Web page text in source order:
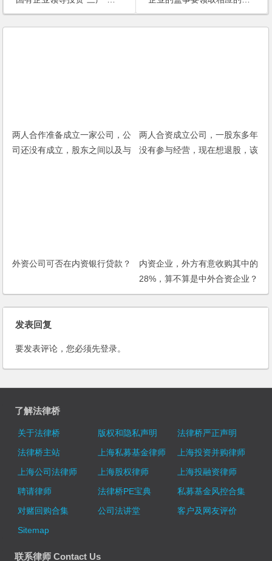
两人合作准备成立一家公司，公
司还没有成立，股东之间以及与
两人合资成立公司，一股东多年
没有参与经营，现在想退股，该
外资公司可否在内资银行贷款？
内资企业，外方有意收购其中的
28%，算不算是中外合资企业？
如何才算是中外合资企业？
发表回复
要发表评论，您必须先登录
了解法律桥
关于法律桥 版权和隐私声明
法律桥严正声明
法律桥主站
上海私募基金律师
上海投资并购律师
上海公司法律师
上海股权律师
上海投融资律师
聘请律师
法律桥PE宝典
私募基金风控合集
对赌回购合集
公司法讲堂
客户及网友评价
Sitemap
联系律师 Contact Us